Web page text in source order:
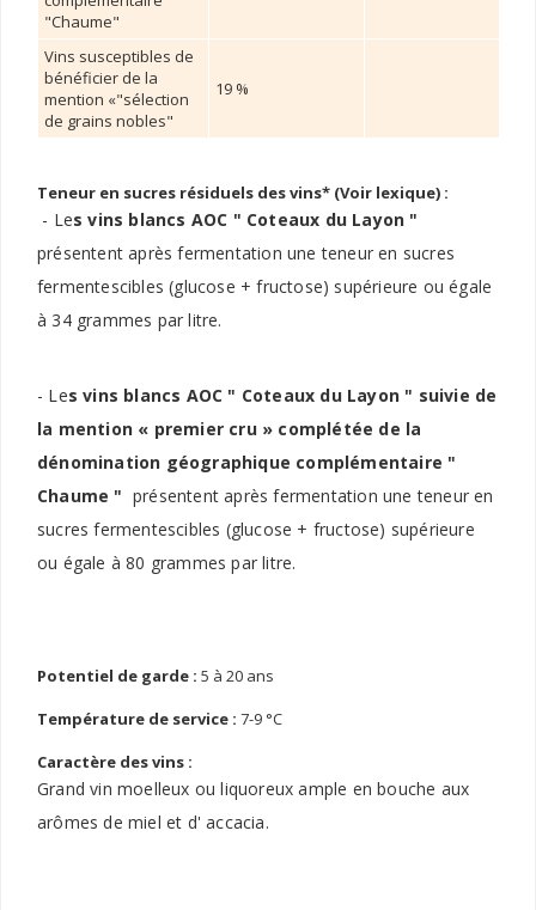
"Chaume"
Vins susceptibles de
bénéficier de la
mention «"sélection
de grains nobles"
19 %
Teneur en sucres résiduels des vins* (Voir lexique) :
- Les vins blancs AOC " Coteaux du Layon "
présentent après fermentation une teneur en sucres
fermentescibles (glucose + fructose) supérieure ou égale
à 34 grammes par litre.
- Les vins blancs AOC " Coteaux du Layon " suivie de
la mention « premier cru » complétée de la
dénomination géographique complémentaire "
Chaume " présentent après fermentation une teneur en
sucres fermentescibles (glucose + fructose) supérieure
ou égale à 80 grammes par litre.
Potentiel de garde : 5 à 20 ans
Température de service : 7-9 °C
Caractère des vins :
Grand vin moelleux ou liquoreux ample en bouche aux
arômes de miel et d' accacia.